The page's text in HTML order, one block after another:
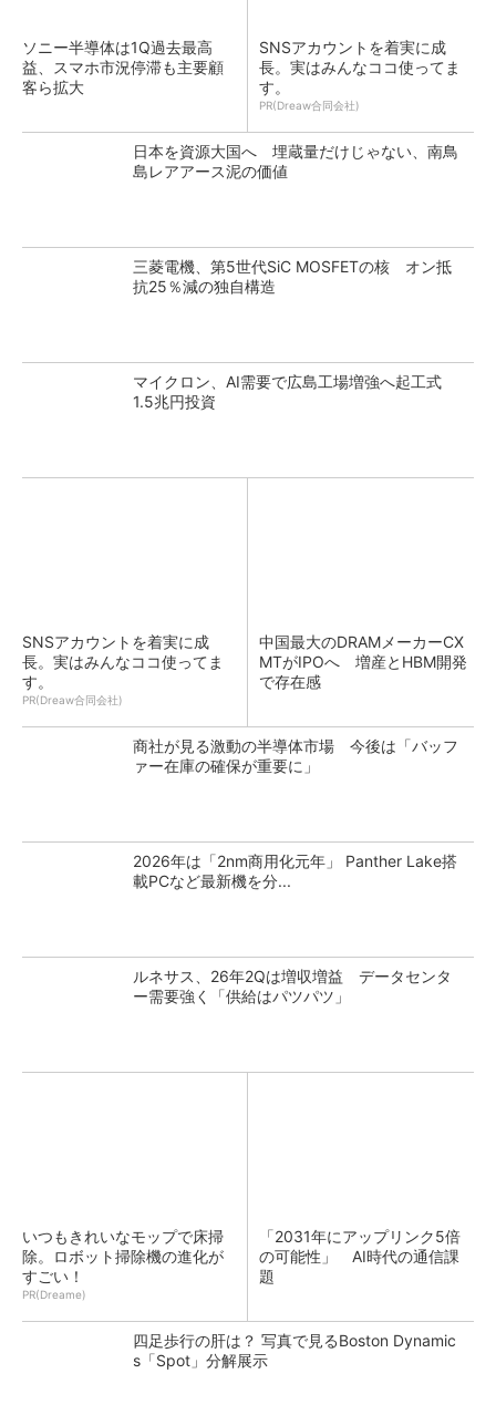
ソニー半導体は1Q過去最高
益、スマホ市況停滞も主要顧
客ら拡大
SNSアカウントを着実に成
長。実はみんなココ使ってま
す。
PR(Dreaw合同会社)
日本を資源大国へ 埋蔵量だけじゃない、南鳥
島レアアース泥の価値
三菱電機、第5世代SiC MOSFETの核 オン抵
抗25％減の独自構造
マイクロン、AI需要で広島工場増強へ起工式
1.5兆円投資
SNSアカウントを着実に成
長。実はみんなココ使ってま
す。
PR(Dreaw合同会社)
中国最大のDRAMメーカーCX
MTがIPOへ 増産とHBM開発
で存在感
商社が見る激動の半導体市場 今後は「バッフ
ァー在庫の確保が重要に」
2026年は「2nm商用化元年」 Panther Lake搭
載PCなど最新機を分...
ルネサス、26年2Qは増収増益 データセンタ
ー需要強く「供給はパツパツ」
いつもきれいなモップで床掃
除。ロボット掃除機の進化が
すごい！
PR(Dreame)
「2031年にアップリンク5倍
の可能性」 AI時代の通信課
題
四足歩行の肝は？ 写真で見るBoston Dynamic
s「Spot」分解展示